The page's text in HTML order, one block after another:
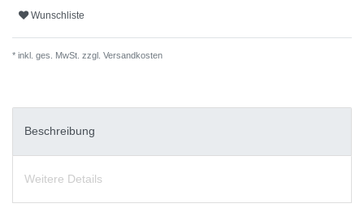
Wunschliste
* inkl. ges. MwSt. zzgl. Versandkosten
Beschreibung
Weitere Details